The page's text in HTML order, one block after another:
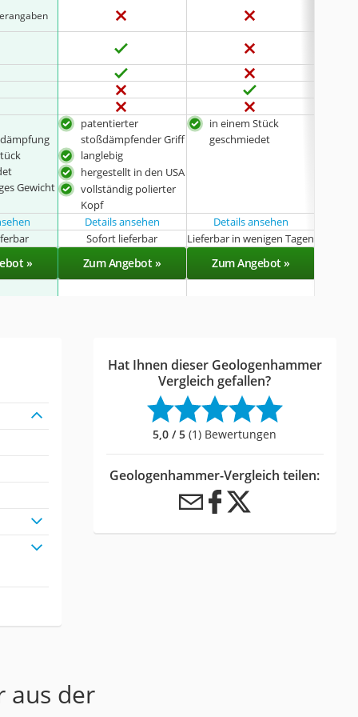
Gewicht
patentierter
stoßdämpfender Griff
langlebig
hergestellt in den USA
vollständig polierter
Kopf
in einem Stück
geschmiedet
Details ansehen Details ansehen
Sofort lieferbar Lieferbar in wenigen Tagen
» Zum Angebot » Zum Angebot »
Hat Ihnen dieser Geologenhammer
Vergleich gefallen?
5,0 / 5 (1) Bewertungen
Geologenhammer-Vergleich teilen:
aus der